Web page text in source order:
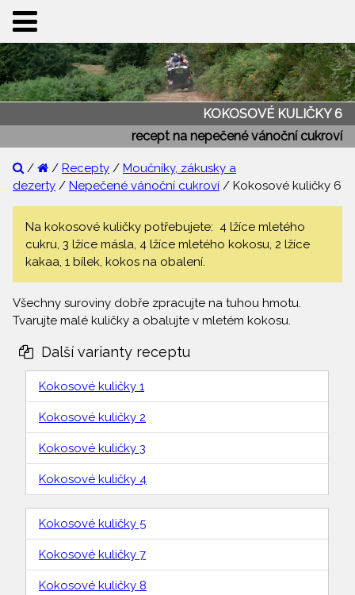
KOKOSOVÉ KULIČKY 6
recept na nepečené vánoční cukroví
/ / Recepty / Moučníky, zákusky a
dezerty / Nepečené vánoční cukroví / Kokosové kuličky 6
Na kokosové kuličky potřebujete: 4 lžíce mletého
cukru, 3 lžíce másla, 4 lžíce mletého kokosu, 2 lžíce
kakaa, 1 bílek, kokos na obalení.
Všechny suroviny dobře zpracujte na tuhou hmotu.
Tvarujte malé kuličky a obalujte v mletém kokosu.
Další varianty receptu
Kokosové kuličky 1
Kokosové kuličky 2
Kokosové kuličky 3
Kokosové kuličky 4
Kokosové kuličky 5
Kokosové kuličky 7
Kokosové kuličky 8